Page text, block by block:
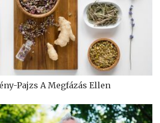
Pajzs A Megfázás Ellen